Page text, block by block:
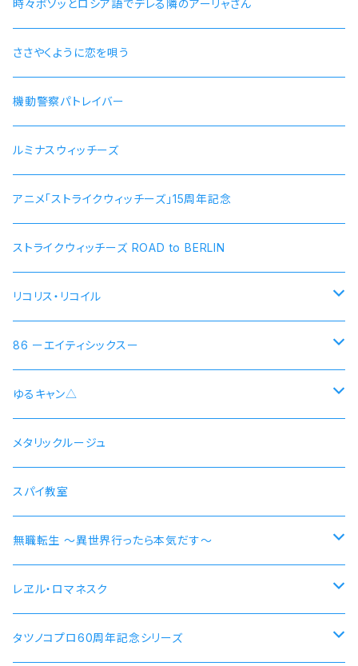
時々ボソッとロシア語でデレる隣のアーリャさん
ささやくように恋を唄う
機動警察パトレイバー
ルミナスウィッチーズ
アニメ「ストライクウィッチーズ」15周年記念
ストライクウィッチーズ ROAD to BERLIN
リコリス・リコイル
錦木千束 DA 1st モデル 腕時計 本数限定商品
井ノ上たきな DA 2nd モデル 腕時計 本数限定商品
86 ーエイティシックスー
シン 連邦国ver モデル
シン 共和国ver モデル
ヴラディレーナ・ミリーゼ モデル
ゆるキャン△
野クルver
志摩リン
各務原なでしこ
乗物シリーズ
なでしこ 自転車
桜 自動車
メタリックルージュ
スパイ教室
無職転生 〜異世界行ったら本気だす〜
【エリス・ボレアス・グレイラット】腕時計 本数限定商品
【ロキシー・ミグルディア】腕時計 本数限定商品
レヱル・ロマネスク
すずしろ モデル
タツノコプロ60周年記念シリーズ